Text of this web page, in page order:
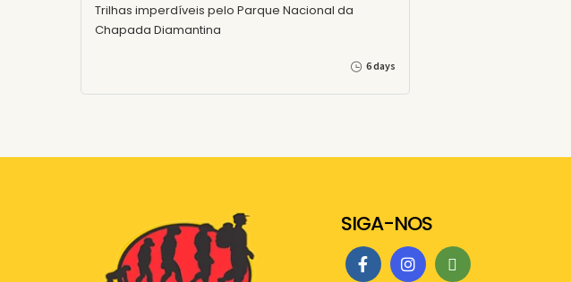
Trilhas imperdíveis pelo Parque Nacional da
Chapada Diamantina
6 days
SIGA-NOS